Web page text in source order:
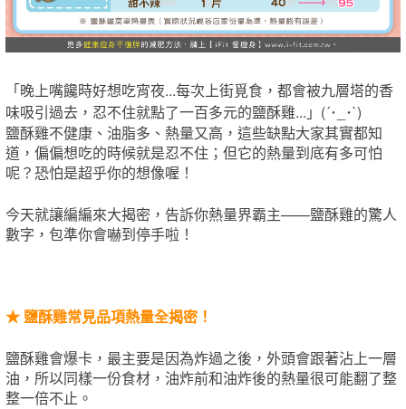
「晚上嘴饞時好想吃宵夜...每次上街覓食，都會被九層塔的香
味吸引過去，忍不住就點了一百多元的鹽酥雞...」(´･_･`)
鹽酥雞不健康、油脂多、熱量又高，這些缺點大家其實都知
道，偏偏想吃的時候就是忍不住；但它的熱量到底有多可怕
呢？恐怕是超乎你的想像喔！
今天就讓編編來大揭密，告訴你熱量界霸主——鹽酥雞的驚人
數字，包準你會嚇到停手啦！
★鹽酥雞常見品項熱量全揭密！
鹽酥雞會爆卡，最主要是因為炸過之後，外頭會跟著沾上一層
油，所以同樣一份食材，油炸前和油炸後的熱量很可能翻了整
整一倍不止。